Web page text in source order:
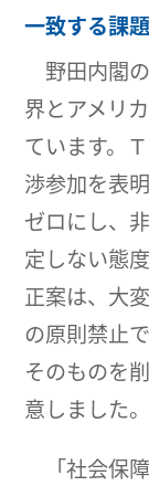
一致する課
野田内閣
界とアメリ
ています。
渉参加を表
ゼロにし、
定しない態
正案は、大
の原則禁止
そのものを
意しました。
「社会保